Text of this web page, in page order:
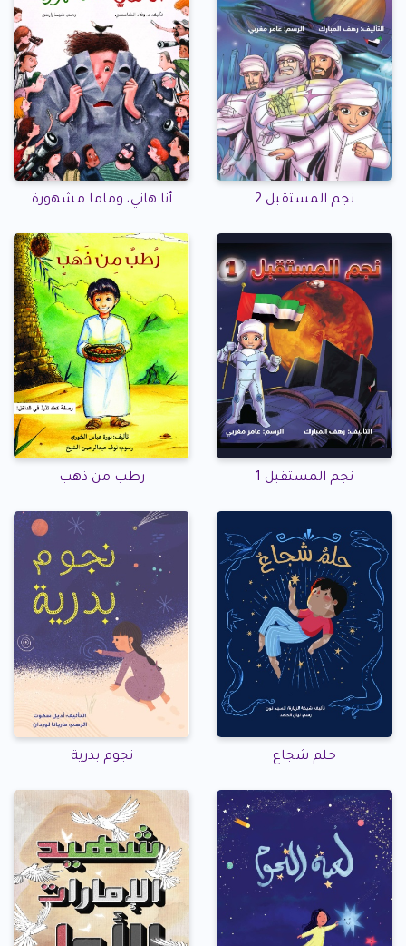
نجم المستقبل 2 أنا هاني، وماما مشهورة
نجم المستقبل 1 رطب من ذهب
حلم شجاع نجوم بدرية